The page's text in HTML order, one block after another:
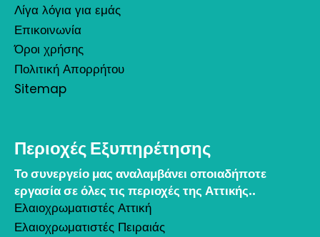
Λίγα λόγια για εμάς
Επικοινωνία
Όροι χρήσης
Πολιτική Απορρήτου
Sitemap
Περιοχές Εξυπηρέτησης
Το συνεργείο μας αναλαμβάνει οποιαδήποτε
εργασία σε όλες τις περιοχές της Αττικής..
Ελαιοχρωματιστές Αττική
Ελαιοχρωματιστές Πειραιάς